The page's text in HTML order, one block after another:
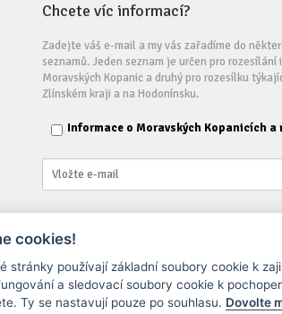
Chcete víc informací?
Zadejte váš e-mail a my vás zařadíme do
seznamů. Jeden seznam je určen pro
Moravských Kopanic a druhý pro rozesílku
Zlínském kraji a na Hodonínsku.
Informace o Moravských Kopanicích a
Kopanic, o.p.s. - Všechna práva vyhrazena
cookies!
stránky používají základní soubory cookie k
a sledovací soubory cookie k
Ty se nastavují pouze po souhlasu. Dovolte